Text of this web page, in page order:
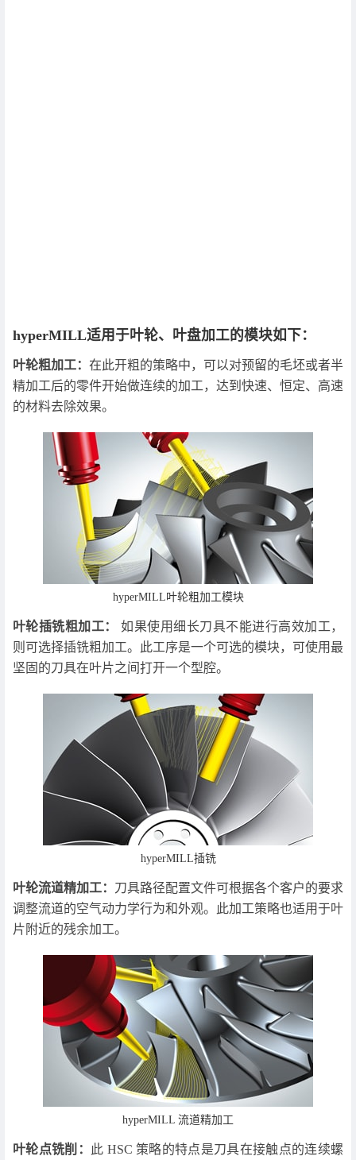
hyperMILL适用于叶轮、叶盘加工的模块如下：
叶轮粗加工： 在此开粗的策略中，可以对预留的毛坯或者半
精加工后的零件开始做连续的加工，达到快速、恒定、高速
的材料去除效果。
hyperMILL叶轮粗加工模块
叶轮插铣粗加工：
如果使用细长刀具不能进行高效加工，
则可选择插铣粗加工。此工序是一个可选的模块，可使用最
坚固的刀具在叶片之间打开一个型腔。
hyperMILL插铣
叶轮流道精加工： 刀具路径配置文件可根据各个客户的要求
调整流道的空气动力学行为和外观。此加工策略也适用于叶
片附近的残余加工。
hyperMILL 流道精加工
叶轮点铣削：
此 HSC 策略的特点是刀具在接触点的连续螺